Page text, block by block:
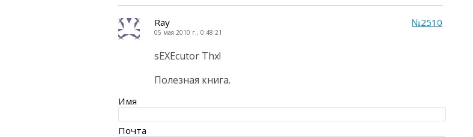
№2510
Ray
05 мая 2010 г., 0:48:21
sEXEcutor Thx!
Полезная книга.
Имя
Почта